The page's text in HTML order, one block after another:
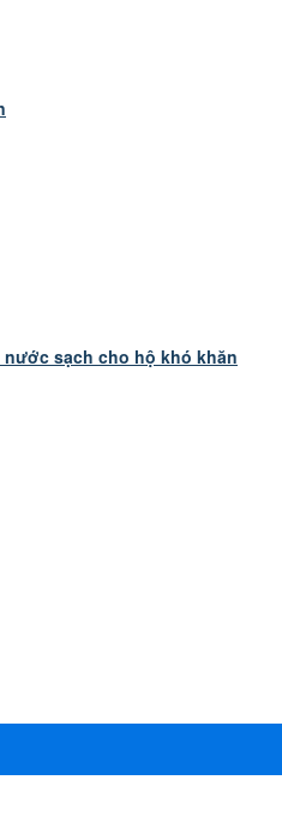
sạch cho hộ khó khăn